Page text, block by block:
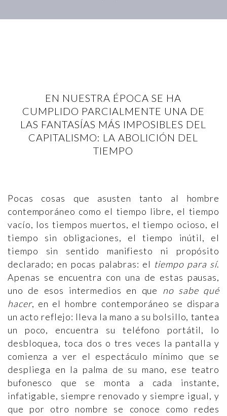
EN NUESTRA ÉPOCA SE HA
CUMPLIDO PARCIALMENTE UNA DE
LAS FANTASÍAS MÁS IMPOSIBLES DEL
CAPITALISMO: LA ABOLICIÓN DEL
TIEMPO
Pocas cosas que asusten tanto al hombre
contemporáneo como el tiempo libre, el tiempo
vacío, los tiempos muertos, el tiempo ocioso, el
tiempo sin obligaciones, el tiempo inútil, el
tiempo sin sentido manifiesto ni propósito
declarado; en pocas palabras: el tiempo para sí.
Apenas se encuentra con una de estas pausas,
uno de esos intermedios en que no sabe qué
hacer, en el hombre contemporáneo se dispara
un acto reflejo: lleva la mano a su bolsillo, tantea
un poco, encuentra su teléfono portátil, lo
desbloquea, toca dos o tres veces la pantalla y
comienza a ver el espectáculo mínimo que se
despliega en la palma de su mano, ese teatro
bufonesco que se monta a cada instante,
infatigable, siempre renovado y siempre igual, y
que por otro nombre se conoce como redes